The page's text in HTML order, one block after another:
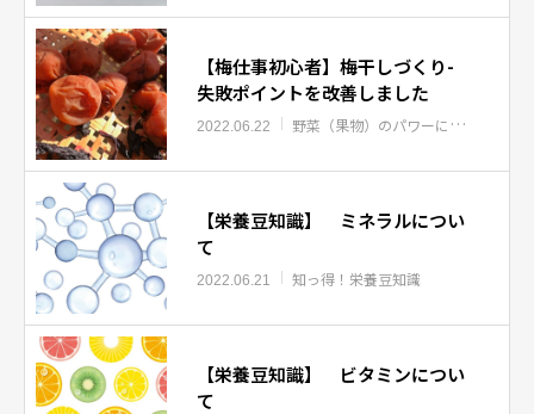
【梅仕事初心者】梅干しづくり-
失敗ポイントを改善しました
2022.06.22 野菜（果物）のパワーについて
【栄養豆知識】 ミネラルについ
て
2022.06.21 知っ得！栄養豆知識
【栄養豆知識】 ビタミンについ
て